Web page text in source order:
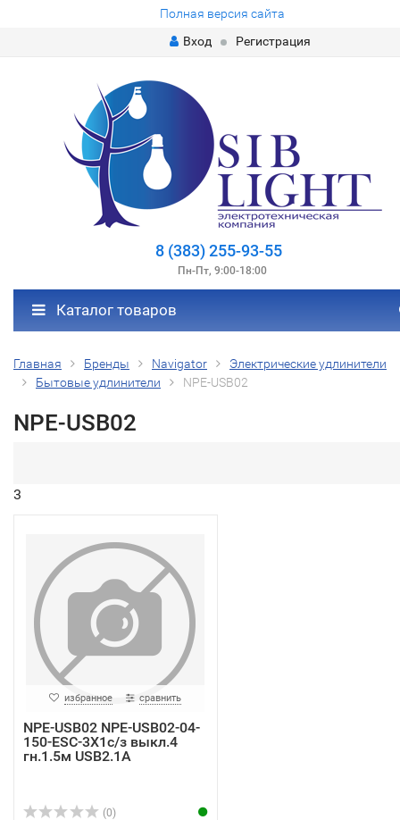
Полная версия сайта
Вход
Регистрация
8 (383) 255-93-55
Пн-Пт, 9:00-18:00
Каталог товаров
Главная Бренды Navigator
Электрические удлинители
Бытовые удлинители
NPE-USB02
NPE-USB02
3
избранное сравнить
NPE-USB02 NPE-USB02-04-
150-ESC-3X1с/з выкл.4
гн.1.5м USB2.1A
(0)